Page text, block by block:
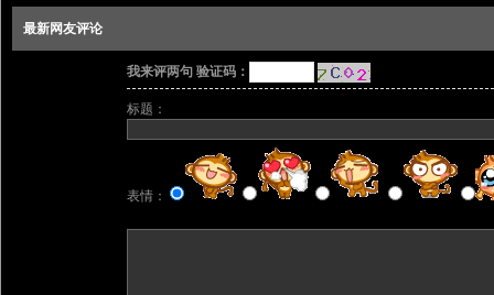
最新网友评论
我来评两句 验证码：
标题：
表情：